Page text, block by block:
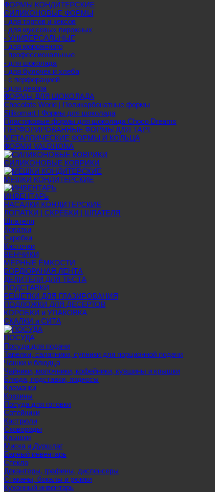
ФОРМЫ КОНДИТЕРСКИЕ
СИЛИКОНОВЫЕ ФОРМЫ
- для тортов и кексов
- для муссовых пирожных
- УНИВЕРСАЛЬНЫЕ
- для мороженого
- профессиональные
- для шоколада
- для булочек и хлеба
- с перфорацией
- для декора
ФОРМЫ ДЛЯ ШОКОЛАДА
Chocolate World | Поликарбонатные формы
Silikomart | Формы для шоколада
Пластиковые формы для шоколада Choco Dreams
ПЕРФОРИРОВАННЫЕ ФОРМЫ ДЛЯ ТАРТ
МЕТАЛЛИЧЕСКИЕ ФОРМЫ И КОЛЬЦА
ФОРМИ VALRHONA
СИЛИКОНОВЫЕ КОВРИКИ
МЕШКИ КОНДИТЕРСКИЕ
ИНВЕНТАРЬ
НАСАДКИ КОНДИТЕРСКИЕ
ЛОПАТКИ | СКРЕБКИ | ШПАТЕЛЯ
Шпателя
Лопатки
Скребки
Кисточки
ВЕНЧИКИ
МЕРНЫЕ ЁМКОСТИ
БОРДЮРАНАЯ ЛЕНТА
ДЕЛИТЕЛИ ДЛЯ ТЕСТА
ПОДСТАВКИ
РЕШЕТКИ ДЛЯ ГЛАЗИРОВАНИЯ
ПОДЛОЖКИ ДЛЯ ДЕСЕРТОВ
КОРОБКИ и УПАКОВКА
СКАЛКИ и СИТА
ПОСУДА
Посуда для подачи
Тарелки, салатники, супники для порционной подачи
Чашки и блюдца
Чайники, молочники, кофейники, кувшины и крышки
Блюда, подставки, подносы
Креманки
Корзины
Посуда для готовки
Сотейники
Кастрюли
Сковороды
Крышки
Миска и Дуршлаг
Барный инвентарь
Стекло
Декантеры, графины, диспенсеры
Стаканы, бокалы и рюмки
Кухонный инвентарь